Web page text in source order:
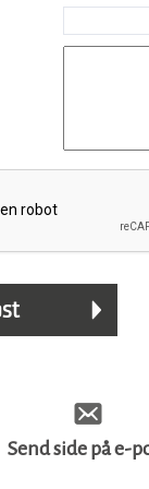
Send side på e-